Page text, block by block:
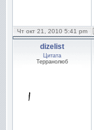
Чт окт 21, 2010 5:41 pm
dizelist
Цитата
Терранолюб